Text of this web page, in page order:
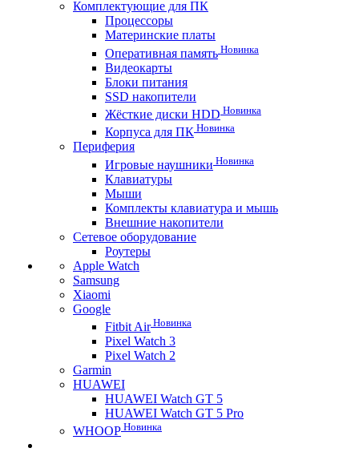
Комплектующие для ПК
Процессоры
Материнские платы
Оперативная память Новинка
Видеокарты
Блоки питания
SSD накопители
Жёсткие диски HDD Новинка
Корпуса для ПК Новинка
Периферия
Игровые наушники Новинка
Клавиатуры
Мыши
Комплекты клавиатура и мышь
Внешние накопители
Сетевое оборудование
Роутеры
Apple Watch
Samsung
Xiaomi
Google
Fitbit AirНовинка
Pixel Watch 3
Pixel Watch 2
Garmin
HUAWEI
HUAWEI Watch GT 5
HUAWEI Watch GT 5 Pro
WHOOP Новинка